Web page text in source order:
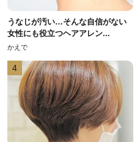
うなじが汚い…そんな自信がない
女性にも役立つヘアアレン...
かえで
4